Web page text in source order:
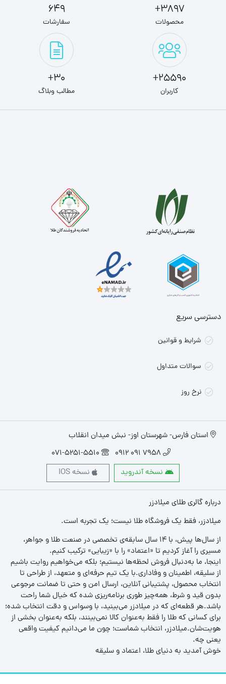
3897+
محصولات
649
سفارشات
25590+
کاربران
30+
مطالب وبلاگ
دسترسی سریع
شرایط و قوانین
سوالات متداول
نرخ روز
استان فارس- شهرستان اوز- نبش میدان انقلاب
7958 091 0912
071-5251-5510
نسخه آندروید
نسخه IOS
درباره گالری طلای میلادزر
میلادزر، فقط یک فروشگاه طلا نیست؛ یک تجربه‌ است.
از سال‌ها پیش، با ۱۴ سال سابقه‌ی تخصصی در صنعت طلا و جواهر،
مسیری را آغاز کردیم تا «اعتماد» را با «زیبایی» ترکیب کنیم.
اینجا، ما به‌دنبال فروش لحظه‌ها نیستیم؛ بلکه می‌خواهیم روایت باشیم
از سلیقه، اطمینان و وفاداری.با یک تیم حرفه‌ای و متعهد، از طراحی تا
انتخاب محصول، پشتیبانی آنلاین، ارسال امن و حتی تا ضمانت مرجوعی
بدون قید و شرط، همه‌چیز طوری برنامه‌ریزی شده که خیال شما راحت
باشد.هر قطعه‌ای که در میلادزر می‌بینید، با وسواس و دقت انتخاب شده؛
برای کسانی که طلا را فقط به‌عنوان کالا نمی‌بینند، بلکه به‌عنوان بخشی از
هویت‌شان.میلادزر، انتخاب شماست؛ چون ما می‌دانیم کیفیت واقعی
یعنی چه.
خوش آمدید به دنیای طلا، اعتماد و سلیقه